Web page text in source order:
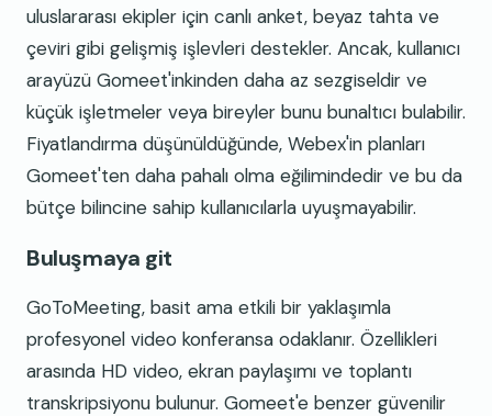
uluslararası ekipler için canlı anket, beyaz tahta ve
çeviri gibi gelişmiş işlevleri destekler. Ancak, kullanıcı
arayüzü Gomeet'inkinden daha az sezgiseldir ve
küçük işletmeler veya bireyler bunu bunaltıcı bulabilir.
Fiyatlandırma düşünüldüğünde, Webex'in planları
Gomeet'ten daha pahalı olma eğilimindedir ve bu da
bütçe bilincine sahip kullanıcılarla uyuşmayabilir.
Buluşmaya git
GoToMeeting, basit ama etkili bir yaklaşımla
profesyonel video konferansa odaklanır. Özellikleri
arasında HD video, ekran paylaşımı ve toplantı
transkripsiyonu bulunur. Gomeet'e benzer güvenilir